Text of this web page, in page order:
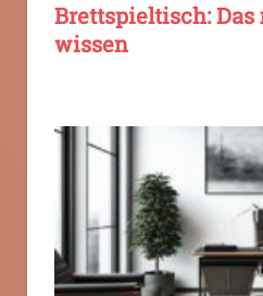
Brettspieltisch: Das
wissen